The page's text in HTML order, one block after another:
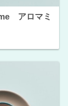
アロマミ